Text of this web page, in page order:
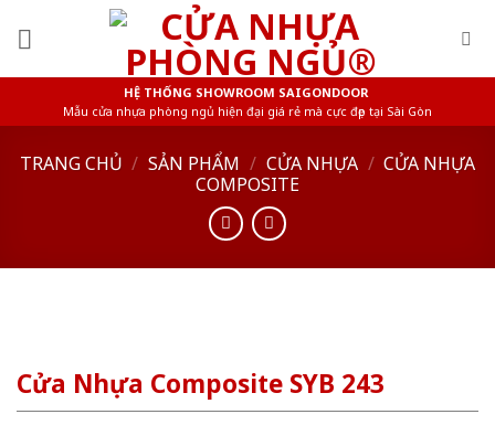
HỆ THỐNG SHOWROOM SAIGONDOOR
Mẫu cửa nhựa phòng ngủ hiện đại giá rẻ mà cực đẹp tại Sài Gòn
TRANG CHỦ / SẢN PHẨM / CỬA NHỰA / CỬA NHỰA
COMPOSITE
Cửa Nhựa Composite SYB 243